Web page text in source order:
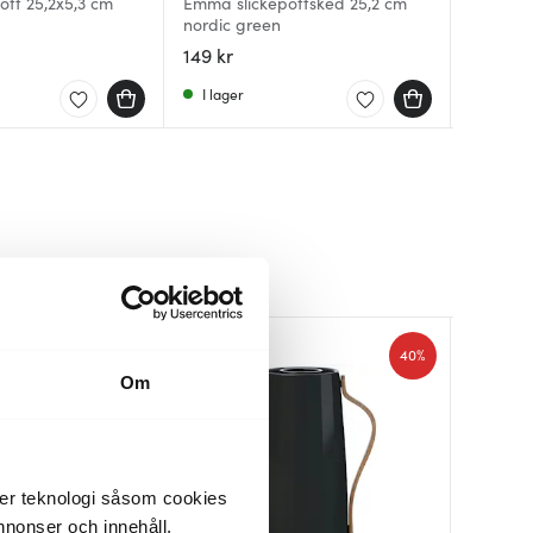
Om
teknologi såsom cookies
och innehåll,
nordic green
149 kr
I lager
40%